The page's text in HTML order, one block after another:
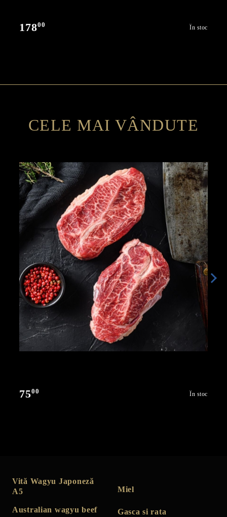
17800 În stoc
CELE MAI VÂNDUTE
7500 În stoc
Vită Wagyu Japoneză
A5
Australian wagyu beef
Miel
Gasca si rata